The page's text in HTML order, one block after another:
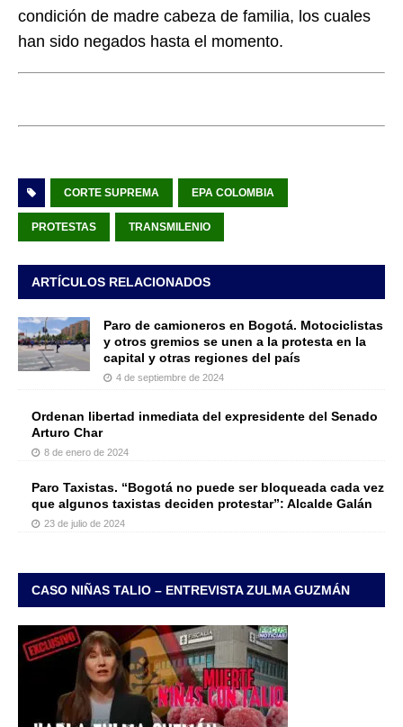
condición de madre cabeza de familia, los cuales
han sido negados hasta el momento.
CORTE SUPREMA EPA COLOMBIA
PROTESTAS TRANSMILENIO
ARTÍCULOS RELACIONADOS
Paro de camioneros en Bogotá. Motociclistas
y otros gremios se unen a la protesta en la
capital y otras regiones del país
4 de septiembre de 2024
Ordenan libertad inmediata del expresidente del Senado
Arturo Char
8 de enero de 2024
Paro Taxistas. “Bogotá no puede ser bloqueada cada vez
que algunos taxistas deciden protestar”: Alcalde Galán
23 de julio de 2024
CASO NIÑAS TALIO – ENTREVISTA ZULMA GUZMÁN